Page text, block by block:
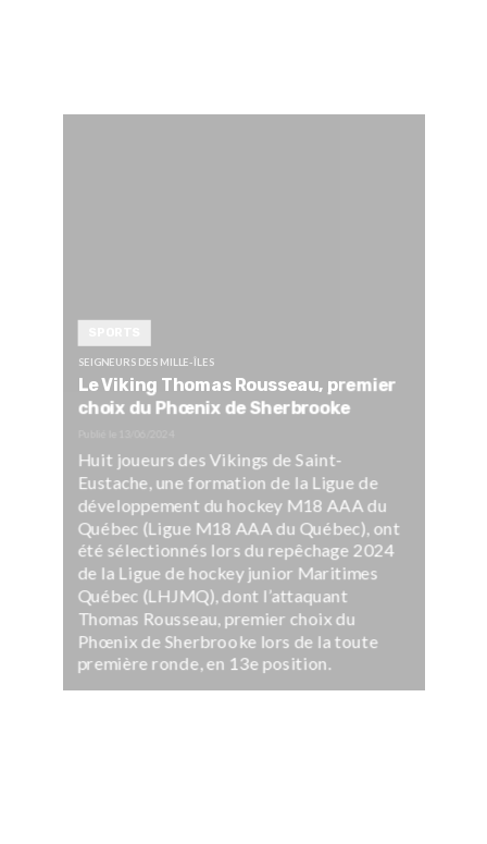
SEIGNEURS DES MILLE-ÎLES
Le Viking Thomas Rousseau, premier
choix du Phœnix de Sherbrooke
Huit joueurs des Vikings de Saint-
Eustache, une formation de la Ligue de
développement du hockey M18 AAA du
Québec (Ligue M18 AAA du Québec), ont
été sélectionnés lors du repêchage 2024
de la Ligue de hockey junior Maritimes
Québec (LHJMQ), dont l’attaquant
Thomas Rousseau, premier choix du
Phœnix de Sherbrooke lors de la toute
première ronde, en 13e position.